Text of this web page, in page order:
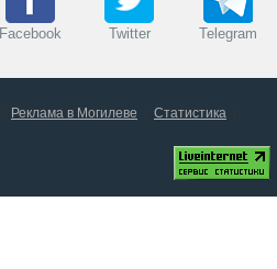
Facebook Twitter Telegram
Реклама в Могилеве
Статистика